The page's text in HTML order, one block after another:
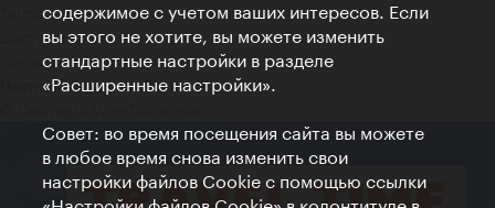
Terms of Use
Доступность
Контакты для прессы
Настройки файлов Cookie
содержимое с учетом ваших интересов. Если
вы этого не хотите, вы можете изменить
стандартные настройки в разделе
«Расширенные настройки».
Совет: во время посещения сайта вы можете
в любое время снова изменить свои
настройки файлов Cookie с помощью ссылки